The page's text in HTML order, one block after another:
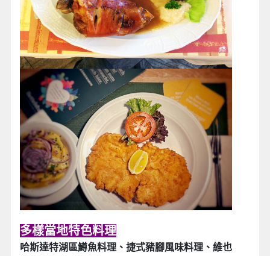
多樣當地特色料理
哈斯達特湖區鱒魚料理、捷式豬腳風味料理、維也